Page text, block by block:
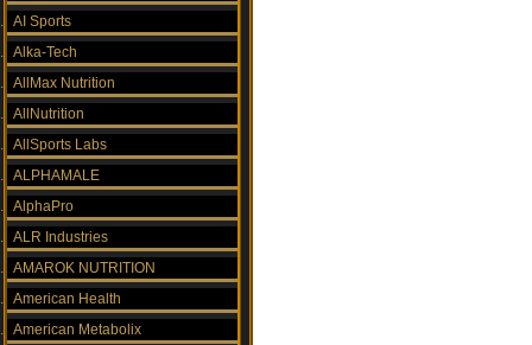
AI Sports
Alka-Tech
AllMax Nutrition
AllNutrition
AllSports Labs
ALPHAMALE
AlphaPro
ALR Industries
AMAROK NUTRITION
American Health
American Metabolix